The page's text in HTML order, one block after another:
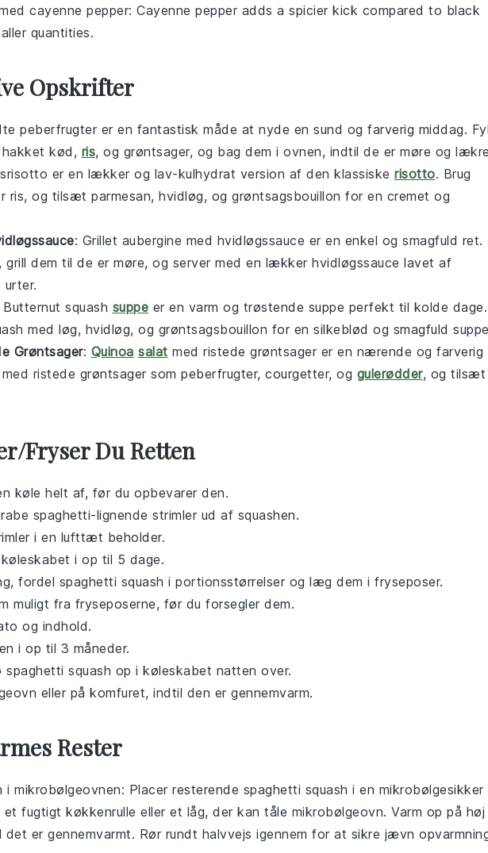
cayenne pepper: Cayenne pepper adds a spicier kick compared to black
quantities.
Opskrifter
peberfrugter er en fantastisk måde at nyde en sund og farverig middag.
kød , ris, og grøntsager, og bag dem i ovnen, indtil de er møre og
er en lækker og lav-kulhydrat version af den klassiske risotto. Brug
ris, og tilsæt parmesan, hvidløg, og grøntsagsbouillon for en cremet og
: Grillet aubergine med hvidløgssauce er en enkel og smagfuld ret.
grill dem til de er møre, og server med en lækker hvidløgssauce lavet af
urter.
Butternut squash suppe er en varm og trøstende suppe perfekt til kolde dage.
med løg, hvidløg, og grøntsagsbouillon for en silkeblød og smagfuld
Grøntsager: Quinoa salat med ristede grøntsager er en nærende og farverig
ristede grøntsager som peberfrugter, courgetter, og gulerødder, og tilsæt
Fryser Du Retten
køle helt af, før du opbevarer den.
spaghetti-lignende strimler ud af squashen.
i en lufttæt beholder.
i op til 5 dage.
fordel spaghetti squash i portionsstørrelser og læg dem i fryseposer.
muligt fra fryseposerne, før du forsegler dem.
og indhold.
i op til 3 måneder.
spaghetti squash op i køleskabet natten over.
eller på komfuret, indtil den er gennemvarm.
Rester
i mikrobølgeovnen: Placer resterende spaghetti squash i en mikrobølgesikker
fugtigt køkkenrulle eller et låg, der kan tåle mikrobølgeovn. Varm op på høj
det er gennemvarmt. Rør rundt halvvejs igennem for at sikre jævn